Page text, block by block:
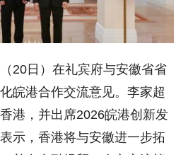
20日）在礼宾府与安徽省省
皖港合作交流意见。李家超
港，并出席2026皖港创新发
示，香港将与安徽进一步拓